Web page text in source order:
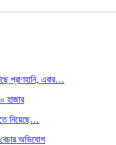
প্রাণহানি, এবার…
হাজার
নিয়েছে…
বেচার অভিযোগ